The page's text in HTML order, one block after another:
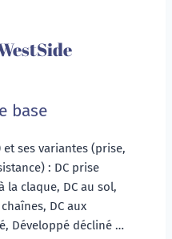
base
et ses variantes (prise,
: DC prise
la claque, DC au sol,
DC aux
Développé décliné …